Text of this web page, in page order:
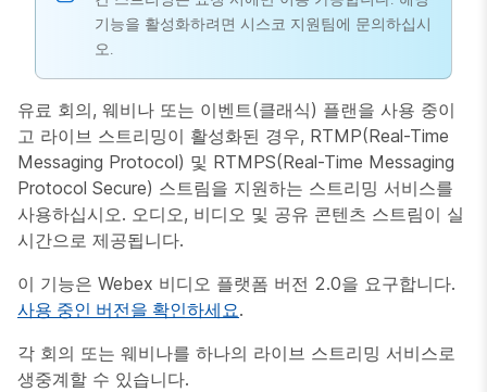
기능을 활성화하려면 시스코 지원팀에 문의하십시
오.
유료 회의, 웨비나 또는 이벤트(클래식) 플랜을 사용 중이
고 라이브 스트리밍이 활성화된 경우, RTMP(Real-Time
Messaging Protocol) 및 RTMPS(Real-Time Messaging
Protocol Secure) 스트림을 지원하는 스트리밍 서비스를
사용하십시오. 오디오, 비디오 및 공유 콘텐츠 스트림이 실
시간으로 제공됩니다.
이 기능은 Webex 비디오 플랫폼 버전 2.0을 요구합니다.
사용 중인 버전을 확인하세요.
각 회의 또는 웨비나를 하나의 라이브 스트리밍 서비스로
생중계할 수 있습니다.